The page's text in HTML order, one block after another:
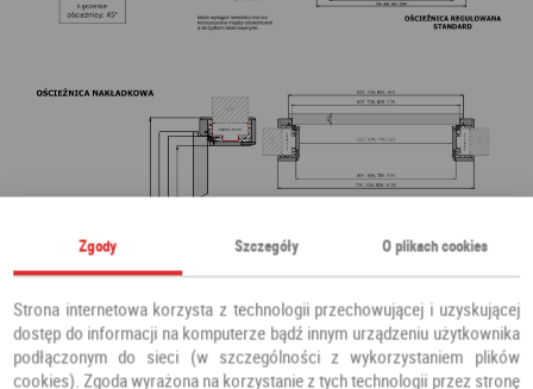
Zgody Szczegóły O plikach cookies
Strona internetowa korzysta z technologii przechowującej i uzyskującej
dostęp do informacji na komputerze bądź innym urządzeniu użytkownika
podłączonym do sieci (w szczególności z wykorzystaniem plików
cookies). Zgoda wyrażona na korzystanie z tych technologii przez stronę